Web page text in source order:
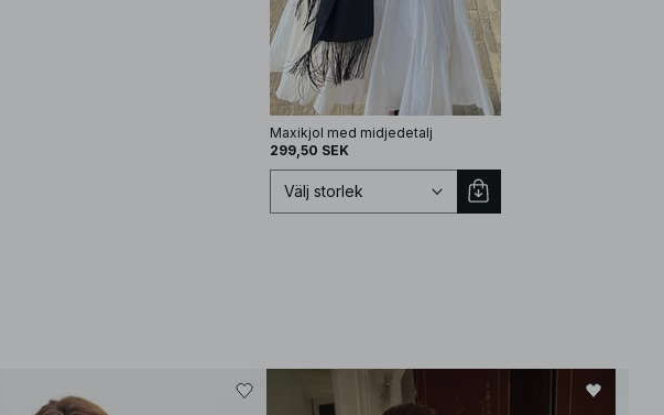
Maxikjol med midjedetalj
299,50 SEK
Välj storlek